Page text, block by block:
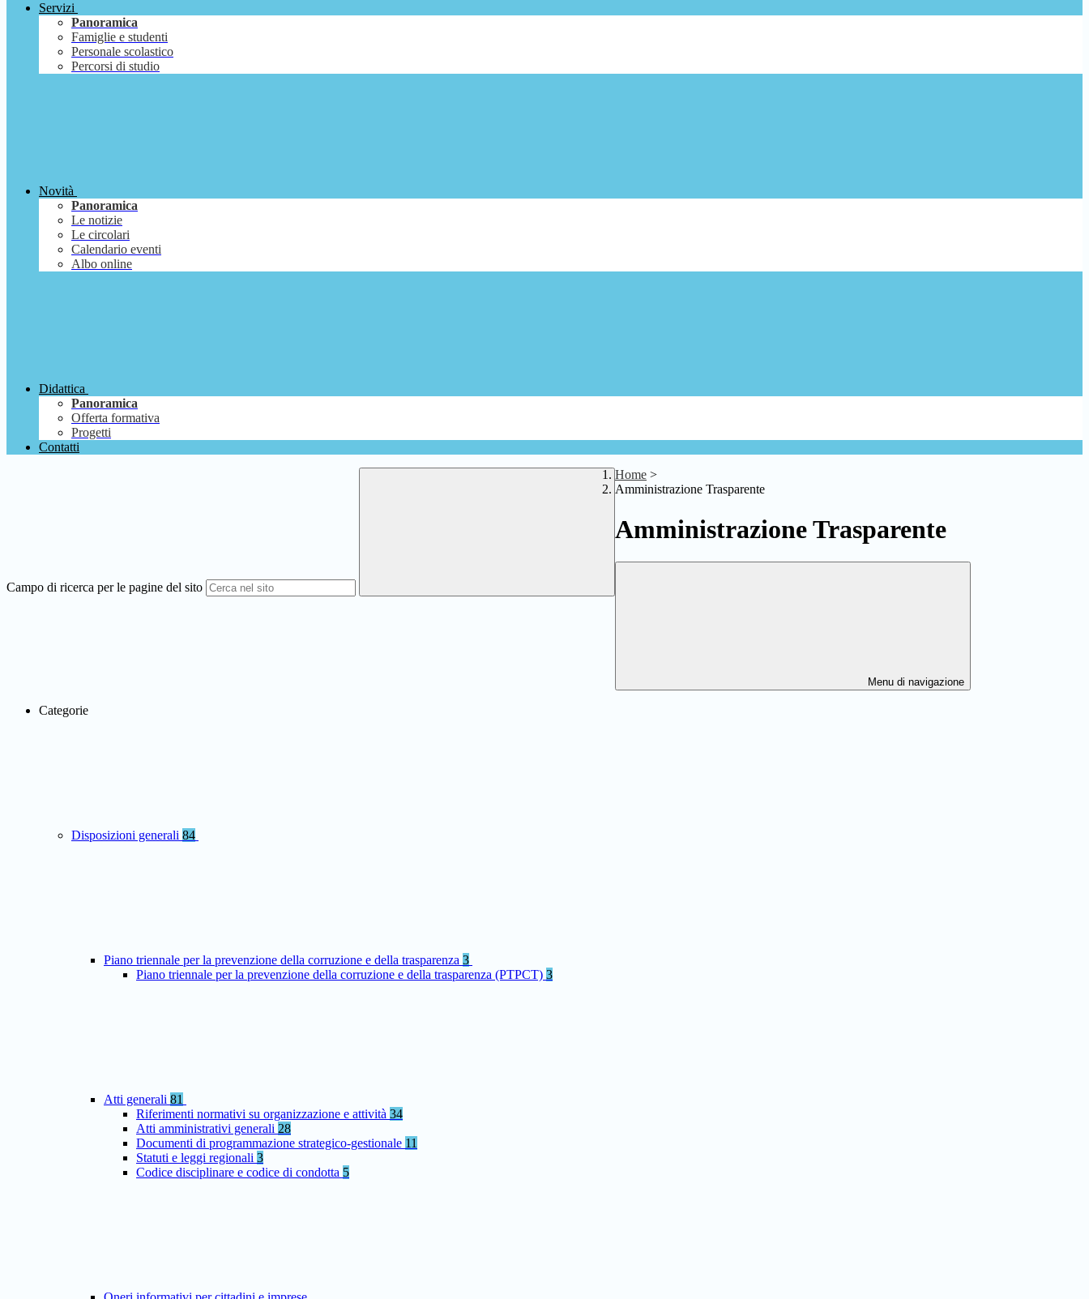
Servizi
Panoramica
Famiglie e studenti
Personale scolastico
Percorsi di studio
Novità
Panoramica
Le notizie
Le circolari
Calendario eventi
Albo online
Didattica
Panoramica
Offerta formativa
Progetti
Contatti
Campo di ricerca per le pagine del sito
Home >
Amministrazione Trasparente
Amministrazione Trasparente
Menu di navigazione
Categorie
Disposizioni generali 84
Piano triennale per la prevenzione della corruzione e della trasparenza 3
Piano triennale per la prevenzione della corruzione e della trasparenza (PTPCT) 3
Atti generali 81
Riferimenti normativi su organizzazione e attività 34
Atti amministrativi generali 28
Documenti di programmazione strategico-gestionale 11
Statuti e leggi regionali 3
Codice disciplinare e codice di condotta 5